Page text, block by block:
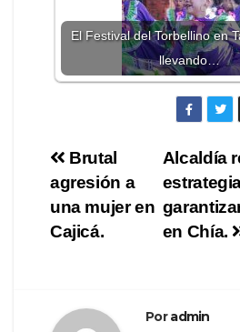
El Festival del Torbellino en
llevando…
Alcaldía
en Chía.
Brutal
agresión a
una mujer en
Cajicá.
Poradmin